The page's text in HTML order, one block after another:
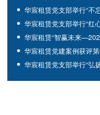
华宸租赁“智赢未来
华宸租赁党建案例获评